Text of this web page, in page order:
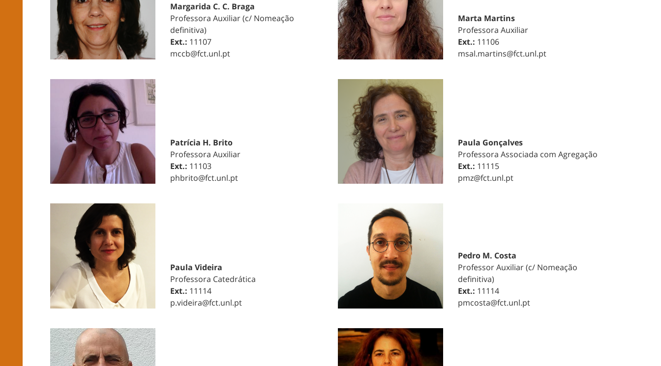
Margarida C. C. Braga
Professora Auxiliar (c/ Nomeação
definitiva)
Ext.: 11107
mccb@fct.unl.pt
Marta Martins
Professora Auxiliar
Ext.: 11106
msal.martins@fct.unl.pt
Patrícia H. Brito
Professora Auxiliar
Ext.: 11103
phbrito@fct.unl.pt
Paula Gonçalves
Professora Associada com Agregação
Ext.: 11115
pmz@fct.unl.pt
Paula Videira
Professora Catedrática
Ext.: 11114
p.videira@fct.unl.pt
Pedro M. Costa
Professor Auxiliar (c/ Nomeação
definitiva)
Ext.: 11114
pmcosta@fct.unl.pt